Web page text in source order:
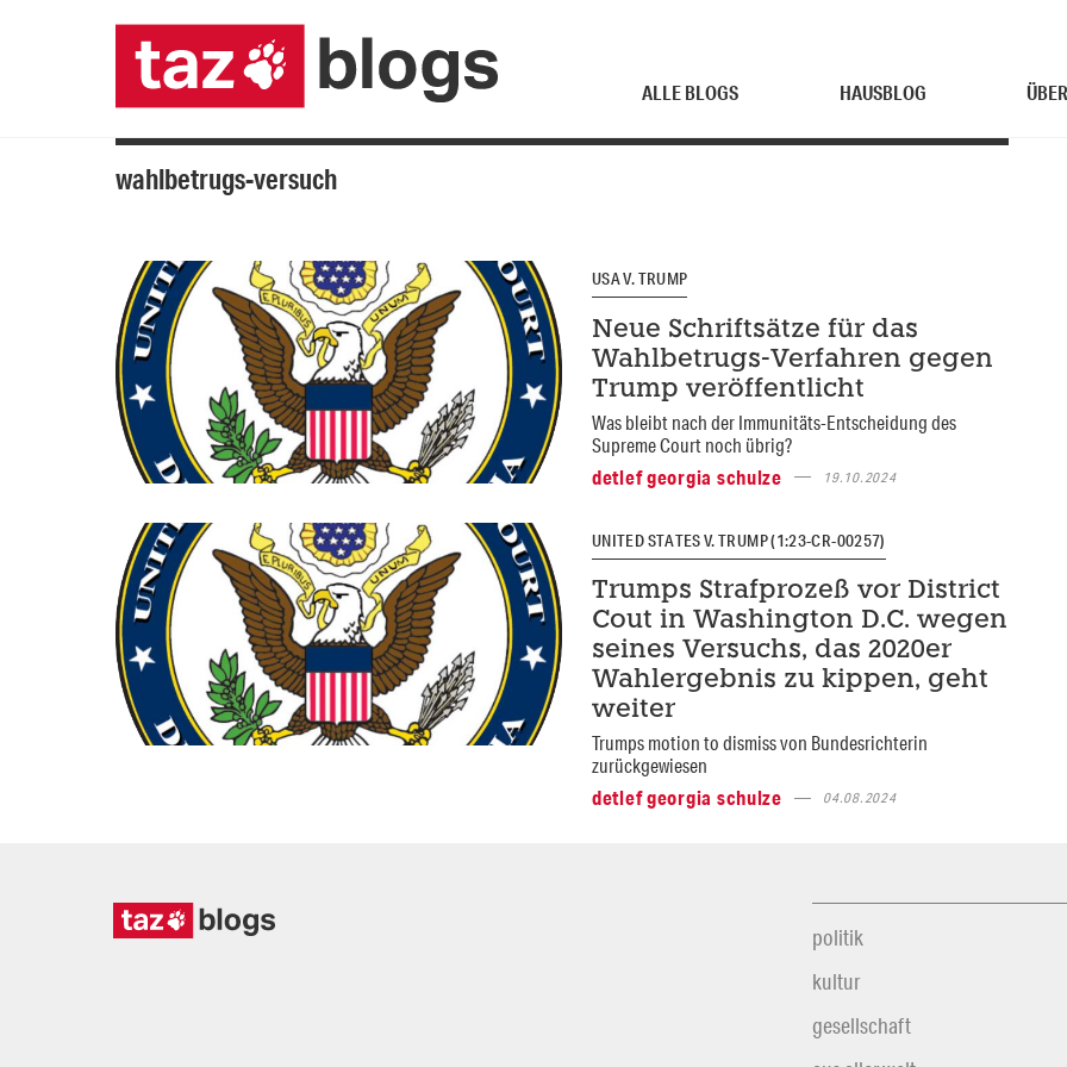
ALLE BLOGS HAUSBLOG
wahlbetrugs-versuch
USA V. TRUMP
Neue Schriftsätze für das
Wahlbetrugs-Verfahren gegen
Trump veröffentlicht
Was bleibt nach der Immunitäts-Entscheidung des
Supreme Court noch übrig?
detlef georgia schulze
19.10.2024
UNITED STATES V. TRUMP (1:23-CR-00257)
Trumps Strafprozeß vor District
Cout in Washington D.C. wegen
seines Versuchs, das 2020er
Wahlergebnis zu kippen, geht
weiter
Trumps motion to dismiss von Bundesrichterin
zurückgewiesen
detlef georgia schulze
04.08.2024
politik
kultur
gesellschaft